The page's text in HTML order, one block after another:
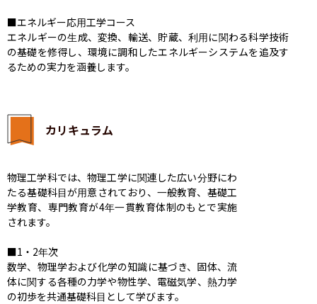
■エネルギー応用工学コース
エネルギーの生成、変換、輸送、貯蔵、利用に関わる科学技術
の基礎を修得し、環境に調和したエネルギーシステムを追及す
るための実力を涵養します。
カリキュラム
物理工学科では、物理工学に関連した広い分野にわ
たる基礎科目が用意されており、一般教育、基礎工
学教育、専門教育が4年一貫教育体制のもとで実施
されます。
■1・2年次
数学、物理学および化学の知識に基づき、固体、流
体に関する各種の力学や物性学、電磁気学、熱力学
の初歩を共通基礎科目として学びます。